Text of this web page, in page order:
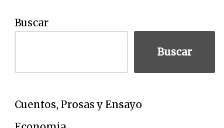
Buscar
Buscar
Cuentos, Prosas y Ensayo